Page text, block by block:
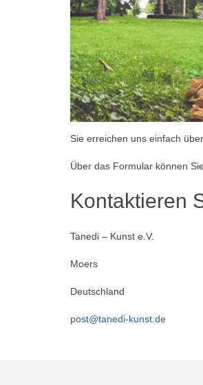
Sie erreichen uns einfach
Über das Formular können
Kontaktieren
Tanedi – Kunst e.V.
Moers
Deutschland
post@tanedi-kunst.de